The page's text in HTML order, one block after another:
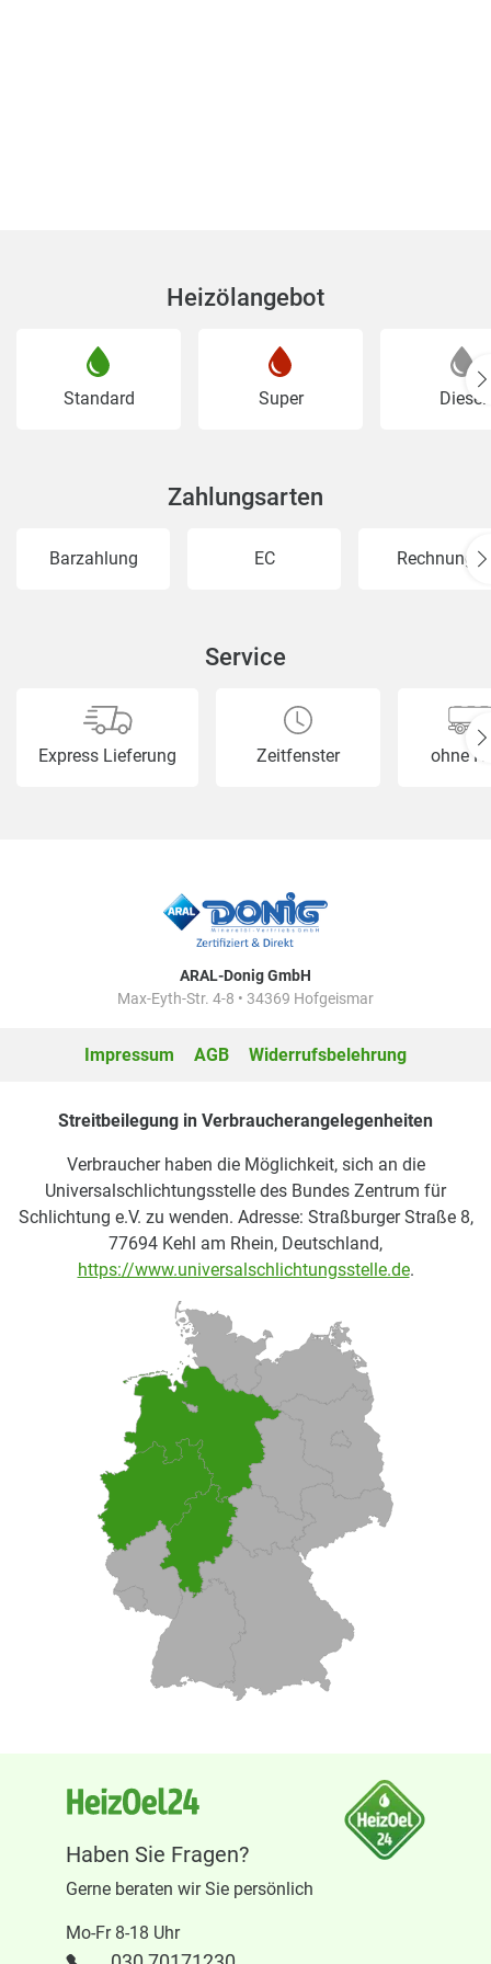
Heizölangebot
Standard Super Diesel
Zahlungsarten
Barzahlung EC Rechnung
Service
Express Lieferung Zeitfenster ohne
ARAL-Donig GmbH
Max-Eyth-Str. 4-8 • 34369 Hofgeismar
Impressum AGB Widerrufsbelehrung
Streitbeilegung in Verbraucherangelegenheiten
Verbraucher haben die Möglichkeit, sich an die
Universalschlichtungsstelle des Bundes Zentrum für
Schlichtung e.V. zu wenden. Adresse: Straßburger Straße 8,
77694 Kehl am Rhein, Deutschland,
https://www.universalschlichtungsstelle.de.
Haben Sie Fragen?
Gerne beraten wir Sie persönlich
Mo-Fr 8-18 Uhr